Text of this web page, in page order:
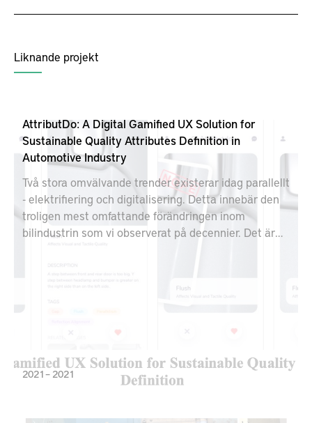
Liknande projekt
AttributDo: A Digital Gamified UX Solution for
Sustainable Quality Attributes Definition in
Automotive Industry
Två stora omvälvande trender existerar idag parallellt
- elektrifiering och digitalisering. Detta innebär den
troligen mest omfattande förändringen inom
bilindustrin som vi observerat på decennier. Det är
uppkopplade funktioner, materialval, och
att hjälpa ingenjörer att definiera, verifiera och
produktutveckling.
2021 – 2021